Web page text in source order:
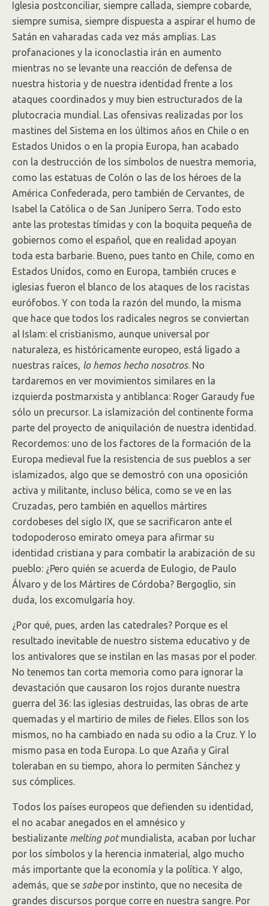
Iglesia postconciliar, siempre callada, siempre cobarde,
siempre sumisa, siempre dispuesta a aspirar el humo de
Satán en vaharadas cada vez más amplias. Las
profanaciones y la iconoclastia irán en aumento
mientras no se levante una reacción de defensa de
nuestra historia y de nuestra identidad frente a los
ataques coordinados y muy bien estructurados de la
plutocracia mundial. Las ofensivas realizadas por los
mastines del Sistema en los últimos años en Chile o en
Estados Unidos o en la propia Europa, han acabado
con la destrucción de los símbolos de nuestra memoria,
como las estatuas de Colón o las de los héroes de la
América Confederada, pero también de Cervantes, de
Isabel la Católica o de San Junípero Serra. Todo esto
ante las protestas tímidas y con la boquita pequeña de
gobiernos como el español, que en realidad apoyan
toda esta barbarie. Bueno, pues tanto en Chile, como en
Estados Unidos, como en Europa, también cruces e
iglesias fueron el blanco de los ataques de los racistas
eurófobos. Y con toda la razón del mundo, la misma
que hace que todos los radicales negros se conviertan
al Islam: el cristianismo, aunque universal por
naturaleza, es históricamente europeo, está ligado a
nuestras raíces, lo hemos hecho nosotros. No
tardaremos en ver movimientos similares en la
izquierda postmarxista y antiblanca: Roger Garaudy fue
sólo un precursor. La islamización del continente forma
parte del proyecto de aniquilación de nuestra identidad.
Recordemos: uno de los factores de la formación de la
Europa medieval fue la resistencia de sus pueblos a ser
islamizados, algo que se demostró con una oposición
activa y militante, incluso bélica, como se ve en las
Cruzadas, pero también en aquellos mártires
cordobeses del siglo IX, que se sacrificaron ante el
todopoderoso emirato omeya para afirmar su
identidad cristiana y para combatir la arabización de su
pueblo: ¿Pero quién se acuerda de Eulogio, de Paulo
Álvaro y de los Mártires de Córdoba? Bergoglio, sin
duda, los excomulgaría hoy.
¿Por qué, pues, arden las catedrales? Porque es el
resultado inevitable de nuestro sistema educativo y de
los antivalores que se instilan en las masas por el poder.
No tenemos tan corta memoria como para ignorar la
devastación que causaron los rojos durante nuestra
guerra del 36: las iglesias destruidas, las obras de arte
quemadas y el martirio de miles de fieles. Ellos son los
mismos, no ha cambiado en nada su odio a la Cruz. Y lo
mismo pasa en toda Europa. Lo que Azaña y Giral
toleraban en su tiempo, ahora lo permiten Sánchez y
sus cómplices.
Todos los países europeos que defienden su identidad,
el no acabar anegados en el amnésico y
bestializante melting potmundialista, acaban por luchar
por los símbolos y la herencia inmaterial, algo mucho
más importante que la economía y la política. Y algo,
además, que se sabepor instinto, que no necesita de
grandes discursos porque corre en nuestra sangre. Por